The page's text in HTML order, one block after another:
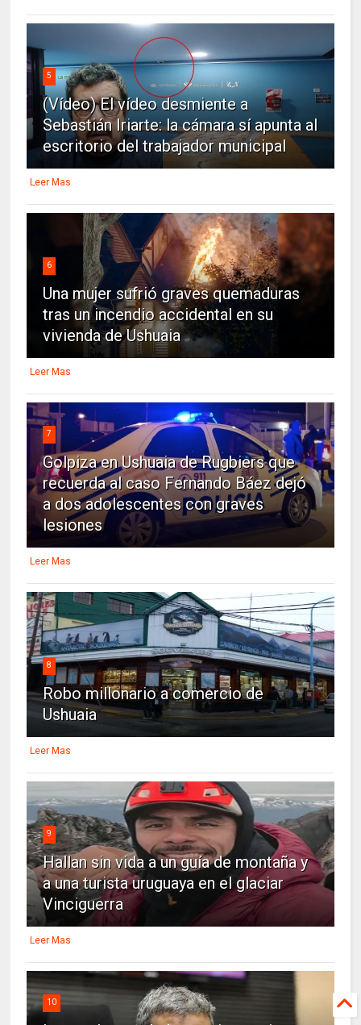
5
(Vídeo) El vídeo desmiente a
Sebastián Iriarte: la cámara sí apunta al
escritorio del trabajador municipal
Leer Mas
6
Una mujer sufrió graves quemaduras
tras un incendio accidental en su
vivienda de Ushuaia
Leer Mas
7
Golpiza en Ushuaia de Rugbiers que
recuerda al caso Fernando Báez dejó
a dos adolescentes con graves
lesiones
Leer Mas
8
Robo millonario a comercio de
Ushuaia
Leer Mas
9
Hallan sin vida a un guía de montaña y
a una turista uruguaya en el glaciar
Vinciguerra
Leer Mas
10